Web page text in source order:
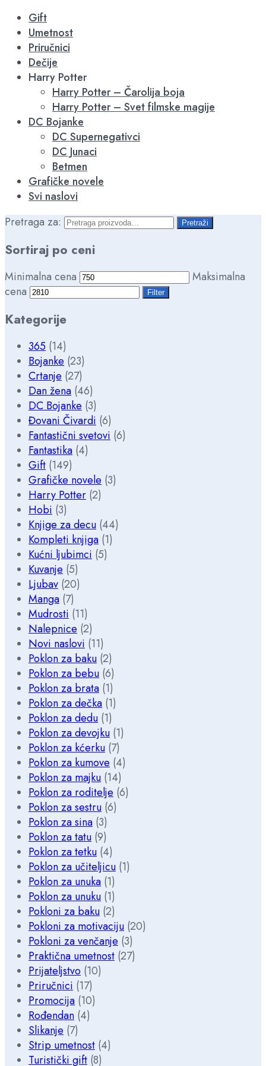
Gift
Umetnost
Priručnici
Dečije
Harry Potter
Harry Potter – Čarolija boja
Harry Potter – Svet filmske magije
DC Bojanke
DC Supernegativci
DC Junaci
Betmen
Grafičke novele
Svi naslovi
Pretraga za:
Pretraži
Sortiraj po ceni
Minimalna cena
Maksimalna
cena
Filter
Kategorije
365 (14)
Bojanke (23)
Crtanje (27)
Dan žena (46)
DC Bojanke (3)
Đovani Čivardi (6)
Fantastični svetovi (6)
Fantastika (4)
Gift (149)
Grafičke novele (3)
Harry Potter (2)
Hobi (3)
Knjige za decu (44)
Kompleti knjiga (1)
Kućni ljubimci (5)
Kuvanje (5)
Ljubav (20)
Manga (7)
Mudrosti (11)
Nalepnice (2)
Novi naslovi (11)
Poklon za baku (2)
Poklon za bebu (6)
Poklon za brata (1)
Poklon za dečka (1)
Poklon za dedu (1)
Poklon za devojku (1)
Poklon za kćerku (7)
Poklon za kumove (4)
Poklon za majku (14)
Poklon za roditelje (6)
Poklon za sestru (6)
Poklon za sina (3)
Poklon za tatu (9)
Poklon za tetku (4)
Poklon za učiteljicu (1)
Poklon za unuka (1)
Poklon za unuku (1)
Pokloni za baku (2)
Pokloni za motivaciju (20)
Pokloni za venčanje (3)
Praktična umetnost (27)
Prijateljstvo (10)
Priručnici (17)
Promocija (10)
Rođendan (4)
Slikanje (7)
Strip umetnost (4)
Turistički gift (8)